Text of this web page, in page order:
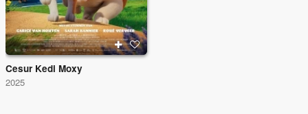
Cesur Kedi Moxy
2025